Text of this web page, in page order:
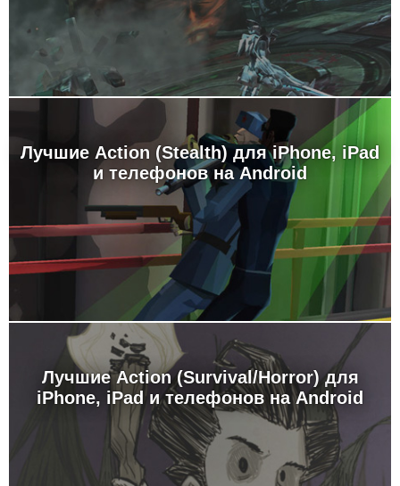
Лучшие Action (Stealth) для iPhone, iPad
и телефонов на Android
Лучшие Action (Survival/Horror) для
iPhone, iPad и телефонов на Android